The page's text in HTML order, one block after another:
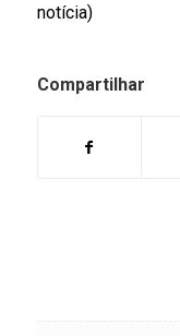
notícia)
Compartilhar